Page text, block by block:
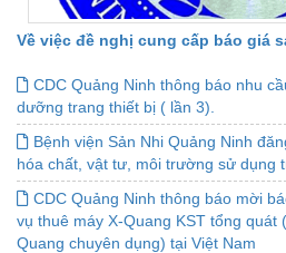
Về việc đề nghị cung cấp báo giá
CDC Quảng Ninh thông báo nhu
dưỡng trang thiết bị ( lần 3).
Bệnh viện Sản Nhi Quảng Ninh
hóa chất, vật tư, môi trường sử dụng
CDC Quảng Ninh thông báo mời
vụ thuê máy X-Quang KST tổng quát
Quang chuyên dụng) tại Việt Nam